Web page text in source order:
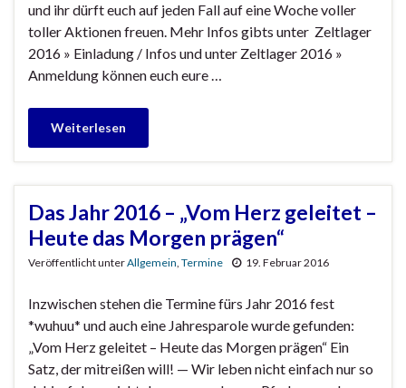
und ihr dürft euch auf jeden Fall auf eine Woche voller
toller Aktionen freuen. Mehr Infos gibts unter Zeltlager
2016 » Einladung / Infos und unter Zeltlager 2016 »
Anmeldung können euch eure …
Weiterlesen
Das Jahr 2016 – „Vom Herz geleitet –
Heute das Morgen prägen“
Veröffentlicht unterAllgemein, Termine 19. Februar 2016
Inzwischen stehen die Termine fürs Jahr 2016 fest
*wuhuu* und auch eine Jahresparole wurde gefunden:
„Vom Herz geleitet – Heute das Morgen prägen“ Ein
Satz, der mitreißen will! — Wir leben nicht einfach nur so